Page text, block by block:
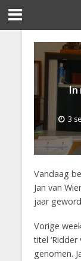
In
3
Vandaag
Jan van
jaar
Vorige
titel
genomen.